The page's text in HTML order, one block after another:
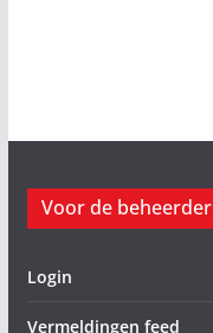
Voor de beheerder
Login
Vermeldingen feed